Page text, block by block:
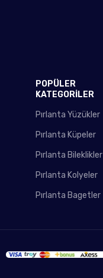
POPÜLER
KATEGORİLER
Pırlanta Yüzükler
Pırlanta Küpeler
Pırlanta Bileklikler
Pırlanta Kolyeler
Pırlanta Bagetler